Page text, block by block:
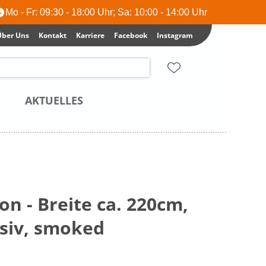
Mo - Fr: 09:30 - 18:00 Uhr; Sa: 10:00 - 14:00 Uhr
Uns Kontakt Karriere Facebook Instagram
AKTUELLES
- Breite ca. 220cm,
smoked